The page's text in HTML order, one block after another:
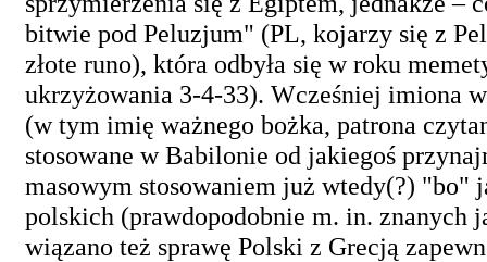
bitwie pod Peluzjum" (PL, kojarzy się z
złote runo), która odbyła się w roku
ukrzyżowania 3-4-33). Wcześniej imiona
(w tym imię ważnego bożka, patrona
stosowane w Babilonie od jakiegoś
masowym stosowaniem już wtedy(?) "bo"
polskich (prawdopodobnie m. in.
wiązano też sprawę Polski z Grecją